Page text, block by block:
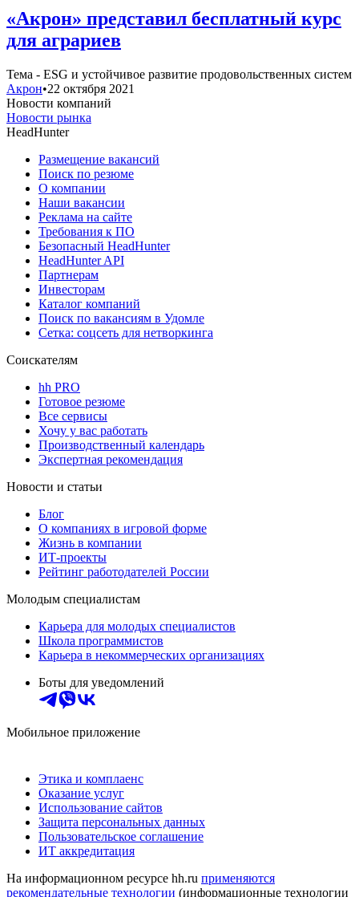
«Акрон» представил бесплатный курс
для аграриев
Тема - ESG и устойчивое развитие продовольственных систем
Акрон•22 октября 2021
Новости компаний
Новости рынка
HeadHunter
Размещение вакансий
Поиск по резюме
О компании
Наши вакансии
Реклама на сайте
Требования к ПО
Безопасный HeadHunter
HeadHunter API
Партнерам
Инвесторам
Каталог компаний
Поиск по вакансиям в Удомле
Сетка: соцсеть для нетворкинга
Соискателям
hh PRO
Готовое резюме
Все сервисы
Хочу у вас работать
Производственный календарь
Экспертная рекомендация
Новости и статьи
Блог
О компаниях в игровой форме
Жизнь в компании
ИТ-проекты
Рейтинг работодателей России
Молодым специалистам
Карьера для молодых специалистов
Школа программистов
Карьера в некоммерческих организациях
Боты для уведомлений
Мобильное приложение
Этика и комплаенс
Оказание услуг
Использование сайтов
Защита персональных данных
Пользовательское соглашение
ИТ аккредитация
На информационном ресурсе hh.ru применяются
рекомендательные технологии (информационные технологии